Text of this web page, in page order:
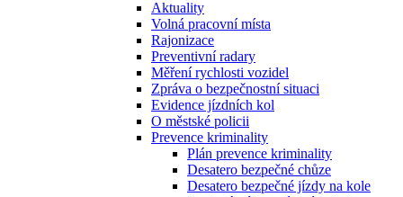
Aktuality
Volná pracovní místa
Rajonizace
Preventivní radary
Měření rychlosti vozidel
Zpráva o bezpečnostní situaci
Evidence jízdních kol
O městské policii
Prevence kriminality
Plán prevence kriminality
Desatero bezpečné chůze
Desatero bezpečné jízdy na kole